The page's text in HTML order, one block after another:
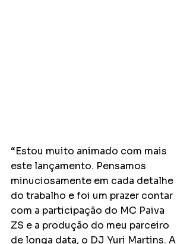
“Estou muito animado com mais
este lançamento. Pensamos
minuciosamente em cada detalhe
do trabalho e foi um prazer contar
com a participação do MC Paiva
ZS e a produção do meu parceiro
de longa data, o DJ Yuri Martins. A